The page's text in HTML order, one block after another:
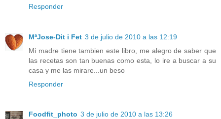
Responder
MªJose-Dit i Fet 3 de julio de 2010 a las 12:19
Mi madre tiene tambien este libro, me alegro de saber que
las recetas son tan buenas como esta, lo ire a buscar a su
casa y me las mirare...un beso
Responder
Foodfit_photo 3 de julio de 2010 a las 13:26